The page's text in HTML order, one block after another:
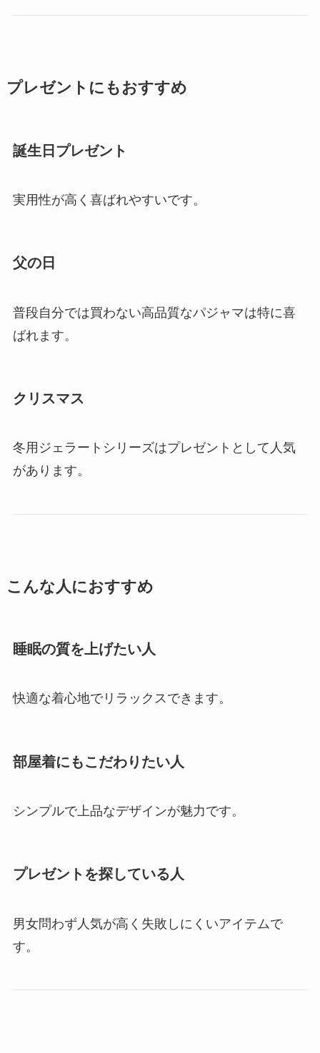
プレゼントにもおすすめ
誕生日プレゼント
実用性が高く喜ばれやすいです。
父の日
普段自分では買わない高品質なパジャマは特に喜
ばれます。
クリスマス
冬用ジェラートシリーズはプレゼントとして人気
があります。
こんな人におすすめ
睡眠の質を上げたい人
快適な着心地でリラックスできます。
部屋着にもこだわりたい人
シンプルで上品なデザインが魅力です。
プレゼントを探している人
男女問わず人気が高く失敗しにくいアイテムで
す。